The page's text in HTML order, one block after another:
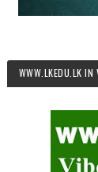
WWW.LKEDU.LK IN